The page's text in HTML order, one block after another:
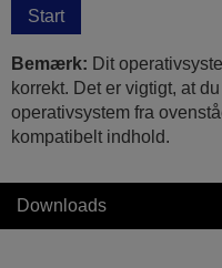
Start
Bemærk: Dit
korrekt. Det er vigtigt, at
operativsystem fra
kompatibelt indhold.
Downloads